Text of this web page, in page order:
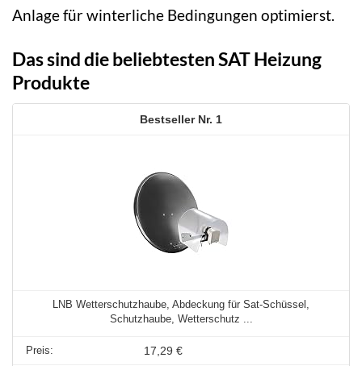
Anlage für winterliche Bedingungen optimierst.
Das sind die beliebtesten SAT Heizung
Produkte
1
LNB Wetterschutzhaube, Abdeckung für Sat-Schüssel,
Schutzhaube, Wetterschutz ...
17,29 €